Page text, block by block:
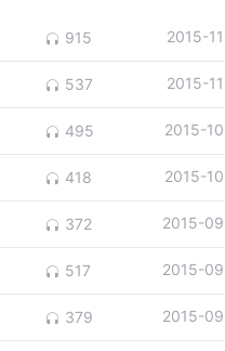
915 2015-11
537 2015-11
495 2015-10
418 2015-10
372 2015-09
517 2015-09
379 2015-09